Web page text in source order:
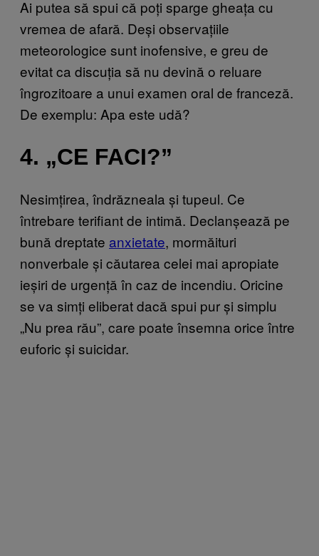
Ai putea să spui că poți sparge gheața cu
vremea de afară. Deși observațiile
meteorologice sunt inofensive, e greu de
evitat ca discuția să nu devină o reluare
îngrozitoare a unui examen oral de franceză.
De exemplu: Apa este udă?
4. „CE FACI?”
Nesimțirea, îndrăzneala și tupeul. Ce
întrebare terifiant de intimă. Declanșează pe
bună dreptate anxietate, mormăituri
nonverbale și căutarea celei mai apropiate
ieșiri de urgență în caz de incendiu. Oricine
se va simți eliberat dacă spui pur și simplu
„Nu prea rău”, care poate însemna orice între
euforic și suicidar.